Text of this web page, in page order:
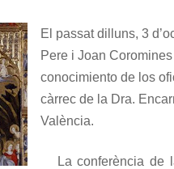
El passat dilluns, 3
Pere i Joan
conocimiento de los
càrrec de la Dra.
València.
La conferència de